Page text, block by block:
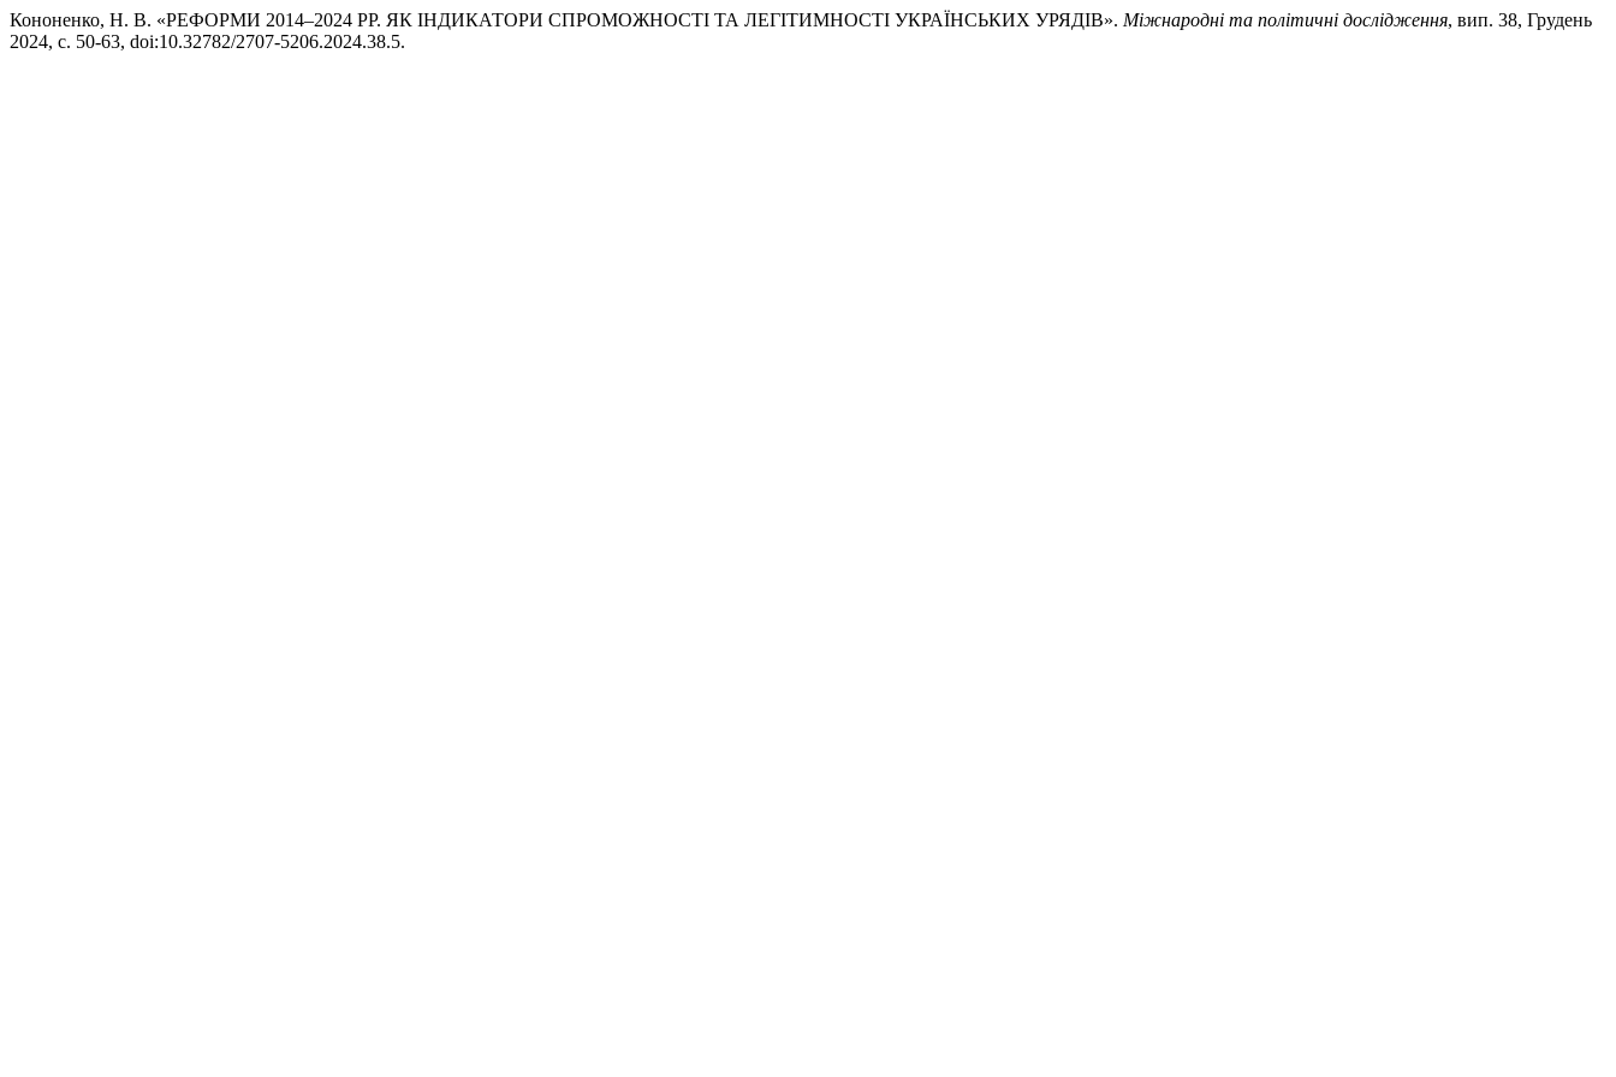
Кононенко, Н. В. «РЕФОРМИ 2014–2024 РР. ЯК ІНДИКАТОРИ СПРОМОЖНОСТІ ТА ЛЕГІТИМНОСТІ УКРАЇНСЬКИХ УРЯДІВ». Міжнародні та політичні дослідження, вип. 38, Грудень
2024, с. 50-63, doi:10.32782/2707-5206.2024.38.5.